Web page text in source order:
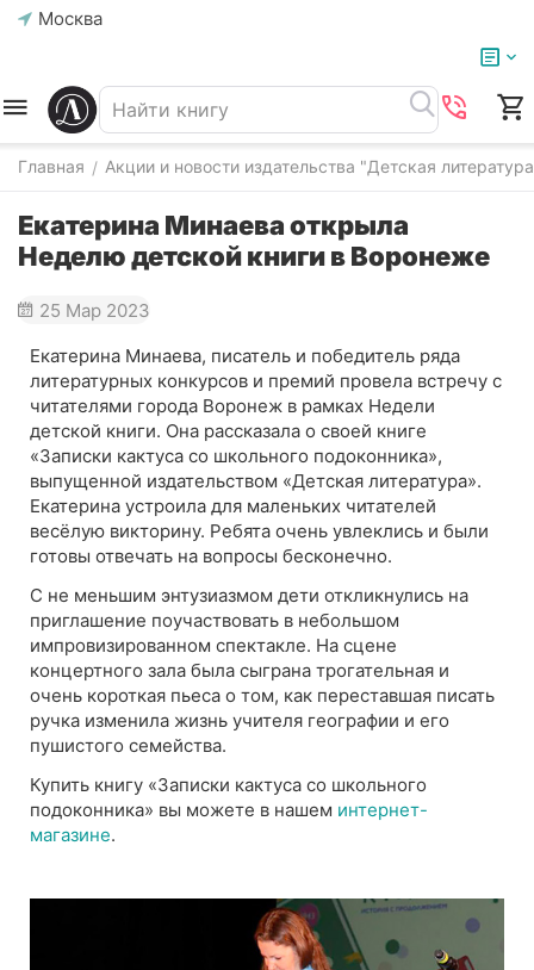
Москва
Главная / Акции и новости издательства "Детская
Екатерина Минаева открыла
Неделю детской книги в Воронеже
25 Мар 2023
Екатерина Минаева, писатель и победитель ряда
литературных конкурсов и премий провела встречу с
читателями города Воронеж в рамках Недели
детской книги. Она рассказала о своей книге
«Записки кактуса со школьного подоконника»,
выпущенной издательством «Детская литература».
Екатерина устроила для маленьких читателей
весёлую викторину. Ребята очень увлеклись и были
готовы отвечать на вопросы бесконечно.
С не меньшим энтузиазмом дети откликнулись на
приглашение поучаствовать в небольшом
импровизированном спектакле. На сцене
концертного зала была сыграна трогательная и
очень короткая пьеса о том, как переставшая писать
ручка изменила жизнь учителя географии и его
пушистого семейства.
Купить книгу «Записки кактуса со школьного
подоконника» вы можете в нашем интернет-
магазине.